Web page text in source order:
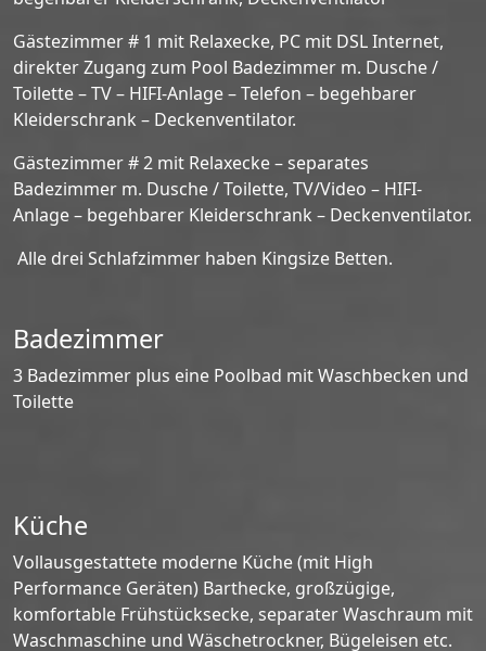
Gästezimmer # 1 mit Relaxecke, PC mit DSL Internet,
direkter Zugang zum Pool Badezimmer m. Dusche /
Toilette – TV – HIFI-Anlage – Telefon – begehbarer
Kleiderschrank – Deckenventilator.
Gästezimmer # 2 mit Relaxecke – separates
Badezimmer m. Dusche / Toilette, TV/Video – HIFI-
Anlage – begehbarer Kleiderschrank – Deckenventilator.
Alle drei Schlafzimmer haben Kingsize Betten.
Badezimmer
3 Badezimmer plus eine Poolbad mit Waschbecken und
Toilette
Küche
Vollausgestattete moderne Küche (mit High
Performance Geräten) Barthecke, großzügige,
komfortable Frühstücksecke, separater Waschraum mit
Waschmaschine und Wäschetrockner, Bügeleisen etc.